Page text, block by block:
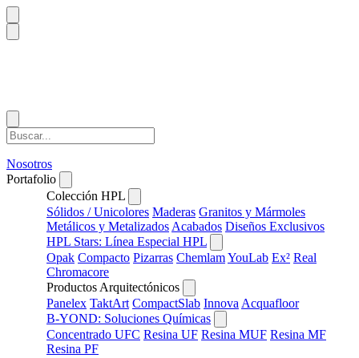
Nosotros
Portafolio
Colección HPL
Sólidos / Unicolores Maderas Granitos y Mármoles
Metálicos y Metalizados Acabados Diseños Exclusivos
HPL Stars: Línea Especial HPL
Opak Compacto Pizarras ChemlamYouLab Ex² Real
Chromacore
Productos Arquitectónicos
Panelex TaktArt CompactSlab Innova Acquafloor
B-YOND: Soluciones Químicas
Concentrado UFC Resina UF Resina MUF Resina MF
Resina PF